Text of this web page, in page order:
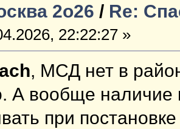
2о26 / Re:
22:22:27 »
, МСД нет в
А вообще наличие
при